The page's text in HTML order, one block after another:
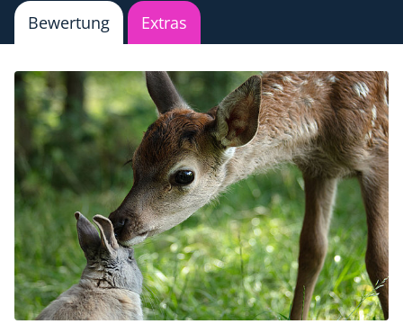
Bewertung Extras